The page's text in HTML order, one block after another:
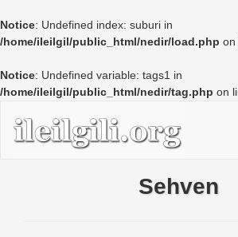
Notice: Undefined index: suburi in
/home/ileilgil/public_html/nedir/load.php on
Notice: Undefined variable: tags1 in
/home/ileilgil/public_html/nedir/tag.php on
Sehven